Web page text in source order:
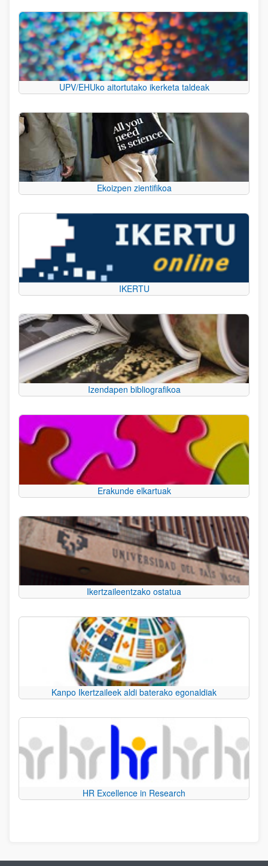
UPV/EHUko aitortutako ikerketa taldeak
Ekoizpen zientifikoa
IKERTU
Izendapen bibliografikoa
Erakunde elkartuak
Ikertzaileentzako ostatua
Kanpo Ikertzaileek aldi baterako egonaldiak
HR Excellence in Research